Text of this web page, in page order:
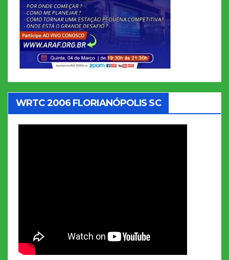
WRTC 2006 FLORIANÓPOLIS SC